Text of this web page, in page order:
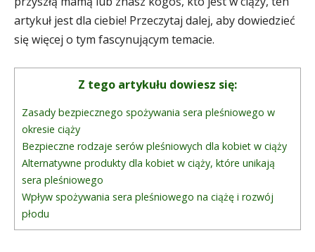
artykuł jest dla ciebie! Przeczytaj dalej, aby dowiedzieć
się więcej o tym fascynującym temacie.
Z tego artykułu dowiesz się:
Zasady bezpiecznego spożywania sera pleśniowego w
okresie ciąży
Bezpieczne rodzaje serów pleśniowych dla kobiet w ciąży
Alternatywne produkty dla kobiet w ciąży, które unikają
sera pleśniowego
Wpływ spożywania sera pleśniowego na ciążę i rozwój
płodu